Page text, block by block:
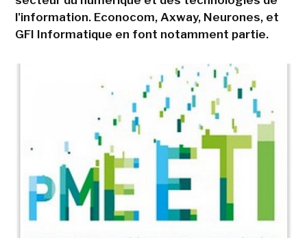
l'information. Econocom, Axway, Neurones, et
GFI Informatique en font notamment partie.